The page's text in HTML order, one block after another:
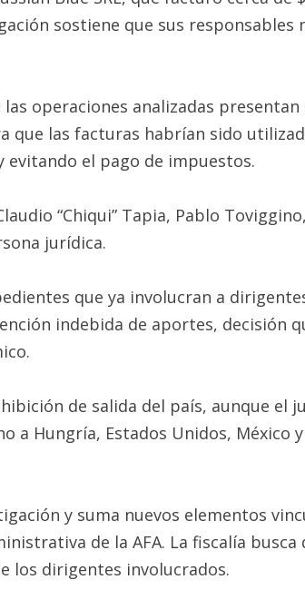
sostiene que sus
operaciones analizadas
que las facturas habrían sido
el pago de impuestos.
“Chiqui” Tapia, Pablo
jurídica.
que ya involucran a
indebida de aportes, decisión
de salida del país, aunque el
a Hungría, Estados Unidos,
y suma nuevos elementos
de la AFA. La fiscalía
los dirigentes involucrados.